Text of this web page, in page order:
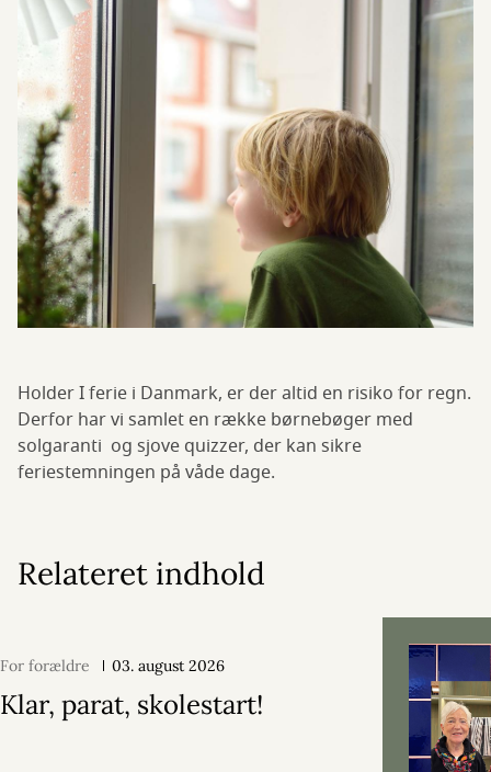
Holder I ferie i Danmark, er der altid en risiko for regn.
Derfor har vi samlet en række børnebøger med
solgaranti og sjove quizzer, der kan sikre
feriestemningen på våde dage.
Relateret indhold
For forældre 03. august 2026
Klar, parat, skolestart!